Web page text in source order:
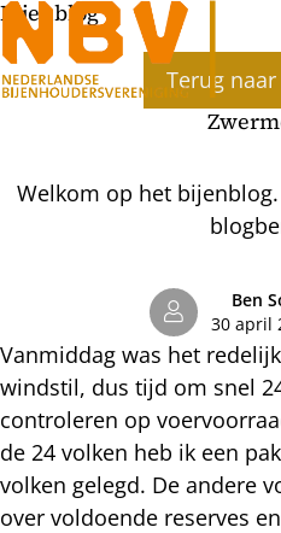
Bijenblog
Terug
Welkom op het
Ben
30 april
Vanmiddag was het
windstil, dus tijd om snel
controleren op
de 24 volken heb ik een
volken gelegd. De andere
over voldoende reserves